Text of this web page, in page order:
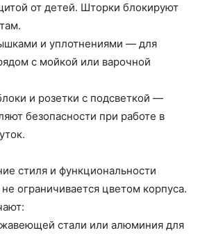
от детей. Шторки блокируют
и уплотнениями — для
с мойкой или варочной
и розетки с подсветкой —
безопасности при работе в
стиля и функциональности
ограничивается цветом корпуса.
стали или алюминия для